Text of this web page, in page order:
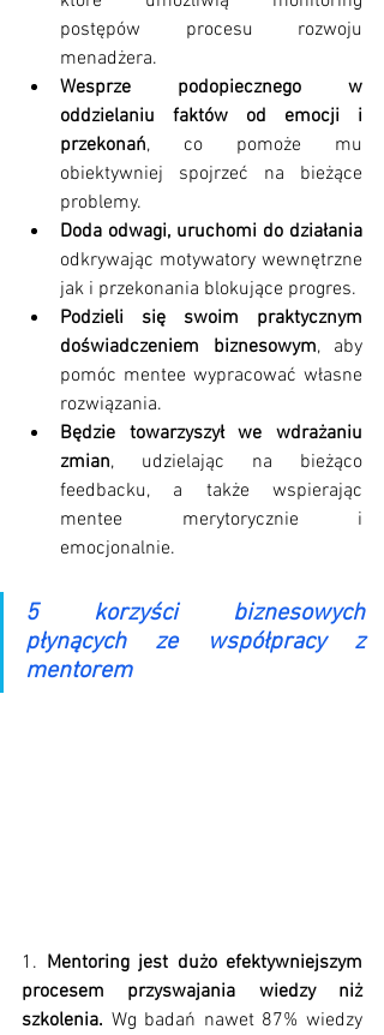
postępów procesu rozwoju
menadżera.
Wesprze podopiecznego w
oddzielaniu faktów od emocji i
przekonań, co pomoże mu
obiektywniej spojrzeć na bieżące
problemy.
Doda odwagi, uruchomi do działania
odkrywając motywatory wewnętrzne
jak i przekonania blokujące progres.
Podzieli się swoim praktycznym
doświadczeniem biznesowym, aby
pomóc mentee wypracować własne
rozwiązania.
Będzie towarzyszył we wdrażaniu
zmian, udzielając na bieżąco
feedbacku, a także wspierając
mentee merytorycznie i
emocjonalnie.
5 korzyści biznesowych
płynących ze współpracy z
mentorem
1. Mentoring jest dużo efektywniejszym
procesem przyswajania wiedzy niż
szkolenia. Wg badań nawet 87% wiedzy